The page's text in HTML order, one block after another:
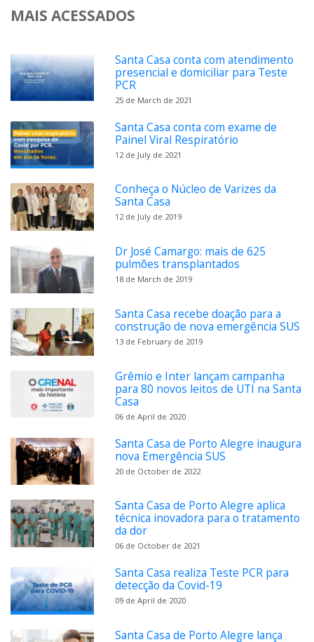
MAIS ACESSADOS
Santa Casa conta com atendimento
presencial e domiciliar para Teste
PCR
25 de March de 2021
Santa Casa conta com exame de
Painel Viral Respiratório
12 de July de 2021
Conheça o Núcleo de Varizes da
Santa Casa
12 de July de 2019
Dr José Camargo: mais de 625
pulmões transplantados
18 de March de 2019
Santa Casa recebe doação para a
construção de nova emergência SUS
13 de February de 2019
Grêmio e Inter lançam campanha
para 80 novos leitos de UTI na Santa
Casa
06 de April de 2020
Santa Casa de Porto Alegre inaugura
nova Emergência SUS
20 de October de 2022
Santa Casa de Porto Alegre aplica
técnica inovadora para o tratamento
da dor
06 de October de 2021
Santa Casa realiza Teste PCR para
detecção da Covid-19
09 de April de 2020
Santa Casa de Porto Alegre lança